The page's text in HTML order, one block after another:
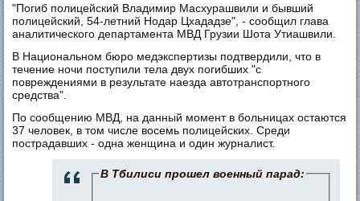
"Погиб полицейский Владимир Масхурашвили и бывший
полицейский, 54-летний Нодар Цхададзе", - сообщил глава
аналитического департамента МВД Грузии Шота Утиашвили.
В Национальном бюро медэкспертизы подтвердили, что в
течение ночи поступили тела двух погибших "с
повреждениями в результате наезда автотранспортного
средства".
По сообщению МВД, на данный момент в больницах остаются
37 человек, в том числе восемь полицейских. Среди
пострадавших - одна женщина и один журналист.
В Тбилиси прошел военный парад: